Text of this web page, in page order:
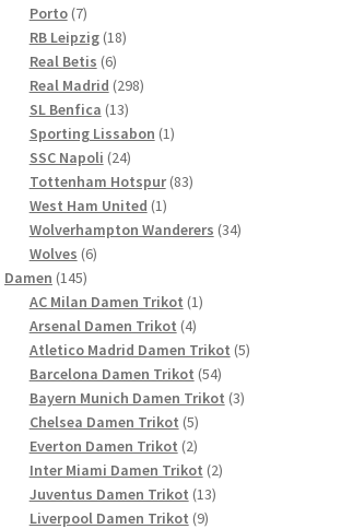
Porto 77
Produkte
RB Leipzig 1818
Real Betis 66
Produkte
Real Madrid 298298
SL Benfica 1313
Produkte
Sporting Lissabon 11
SSC Napoli 2424
Produkte
Tottenham Hotspur 8383
West Ham United 11
Produkt
Wolverhampton Wanderers 3434
Wolves 66
Damen 145145
Produkte
AC Milan Damen Trikot 11
Arsenal Damen Trikot 44
Produkte
Atletico Madrid Damen Trikot 55
Barcelona Damen Trikot 5454
Produkte
Bayern Munich Damen Trikot 33
Chelsea Damen Trikot 55
Produkte
Everton Damen Trikot 22
Produkte
Inter Miami Damen Trikot 22
Juventus Damen Trikot 1313
Liverpool Damen Trikot 99